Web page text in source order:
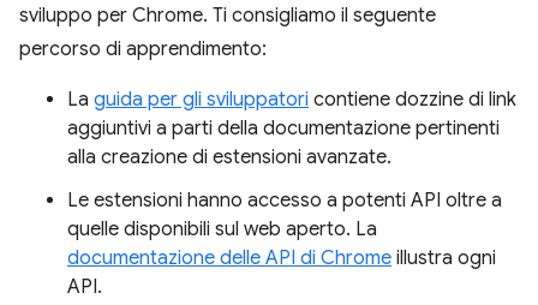
sviluppo per Chrome. Ti consigliamo il seguente
percorso di apprendimento:
La guida per gli sviluppatori contiene dozzine di link
aggiuntivi a parti della documentazione pertinenti
alla creazione di estensioni avanzate.
Le estensioni hanno accesso a potenti API oltre a
quelle disponibili sul web aperto. La
documentazione delle API di Chrome illustra ogni
API.